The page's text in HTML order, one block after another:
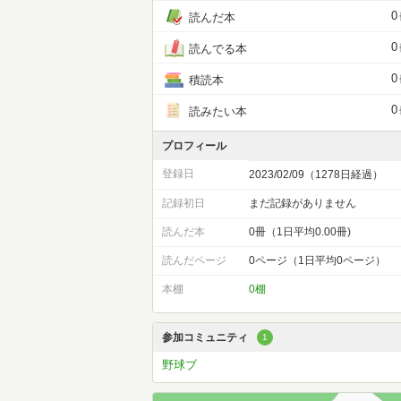
読んだ本 0
読んでる本 0
積読本 0
読みたい本 0
プロフィール
登録日 2023/02/09（1278日経過）
記録初日 まだ記録がありません
読んだ本 0冊（1日平均0.00冊)
読んだページ 0ページ（1日平均0ページ）
本棚 0棚
参加コミュニティ 1
野球ブ